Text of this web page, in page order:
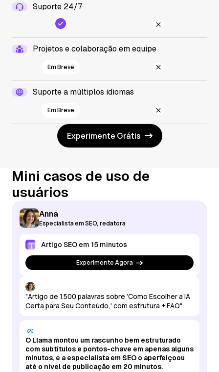
Suporte 24/7
Projetos e colaboração em equipe
Em Breve
Suporte a múltiplos idiomas
Em Breve
Experimente Grátis
Mini casos de uso de
usuários
Anna
Especialista em SEO, redatora
Artigo SEO em 15 minutos
Experimente Agora
"Artigo de 1.500 palavras sobre 'Como Escolher a IA
Certa para Seu Conteúdo,' com estrutura + FAQ"
O Llama montou um rascunho bem estruturado
com subtítulos e pontos-chave em apenas alguns
minutos, e a especialista em SEO o aperfeiçoou
até o nível de publicação em 20 minutos.